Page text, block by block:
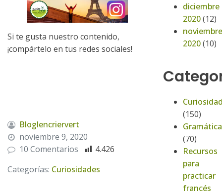
Si te gusta nuestro contenido,
¡compártelo en tus redes sociales!
Bloglencriervert
noviembre 9, 2020
10 Comentarios
4.426
Categorías: Curiosidades
diciembre
2020(12)
noviembre
2020(10)
(150)
Gramática
(70)
Recursos
para
practicar
francés